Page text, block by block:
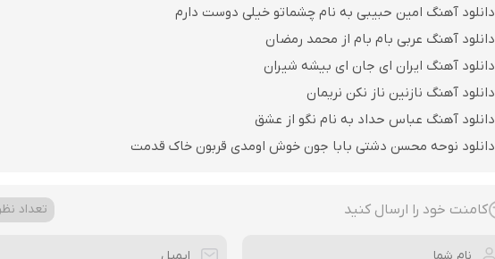
دانلود آهنگ امین حبیبی به نام چشماتو خیلی دوست دارم
دانلود آهنگ عربی بام بام از محمد رمضان
دانلود آهنگ ایران ای جان ای بیشه شیران
دانلود آهنگ نازنین ناز نکن نریمان
دانلود آهنگ عباس حداد به نام نگو از عشق
دانلود نوحه محسن دشتی بابا جون خوش اومدی قربون خاک قدمت
کامنت خود را ارسال کنید تعداد